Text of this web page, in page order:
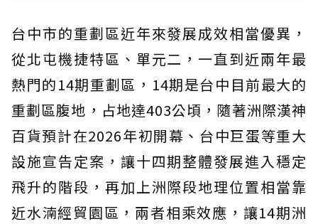
台中市的重劃區近年來發展成效相當優異，
從北屯機捷特區、單元二，一直到近兩年最
熱門的14期重劃區，14期是台中目前最大的
重劃區腹地，占地達403公頃，隨著洲際漢神
百貨預計在2026年初開幕、台中巨蛋等重大
設施宣告定案，讓十四期整體發展進入穩定
飛升的階段，再加上洲際段地理位置相當靠
近水湳經貿園區，兩者相乘效應，讓14期洲